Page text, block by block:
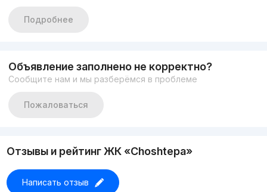
Murojaat uchun:+998 99 746 74 54
Подробнее
Объявление заполнено не корректно?
Сообщите нам и мы разберёмся в проблеме
Пожаловаться
Отзывы и рейтинг ЖК «Choshtepa»
Написать отзыв